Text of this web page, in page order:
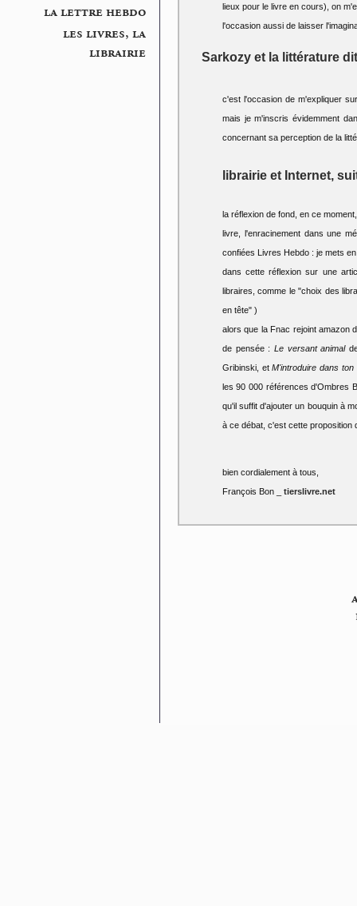
la lettre hebdo
les livres, la
librairie
lieux pour le livre en cours), on
l'occasion aussi de laisser
Sarkozy et la littérature
c'est l'occasion de m'expliquer
mais je m'inscris évidemment
concernant sa perception de la
librairie et Internet,
la réflexion de fond, en ce
livre, l'enracinement dans une
confiées Livres Hebdo : je mets
dans cette réflexion sur une
libraires, comme le "choix des
en tête" )
alors que la Fnac rejoint amazon
de pensée : Le versant animal
Gribinski, etM'introduire dans
les 90 000 références d'Ombres
qu'il suffit d'ajouter un bouquin à
à ce débat, c'est cette proposition
bien cordialement à tous,
François Bon _ tierslivre.net